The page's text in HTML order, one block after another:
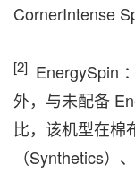
CornerIntense
[2] EnergySpin
外，与未配备
比，该机型在棉
（Synthetics）